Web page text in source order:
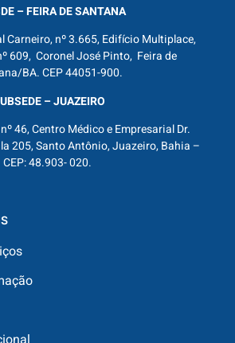
– FEIRA DE SANTANA
Carneiro, nº 3.665, Edifício Multiplace,
609, Coronel José Pinto, Feira de
BA. CEP 44051-900.
– JUAZEIRO
46, Centro Médico e Empresarial Dr.
205, Santo Antônio, Juazeiro, Bahia –
CEP: 48.903- 020.